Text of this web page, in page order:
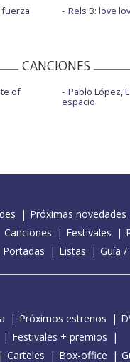
fuerza
Rels B: love
CANCIONES
of Pablo López,
espacio
Próximas novedades
Canciones Festivales
Portadas Listas Guía
Próximos estrenos
Festivales + premios
Carteles Box-office